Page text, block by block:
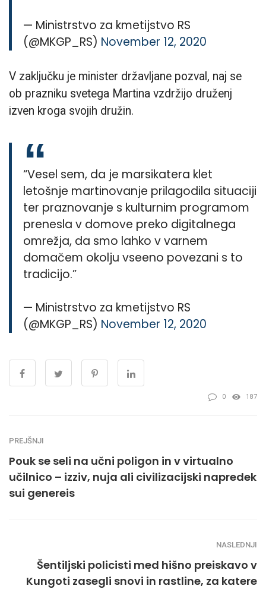
— Ministrstvo za kmetijstvo RS
(@MKGP_RS) November 12, 2020
V zaključku je minister državljane pozval, naj se
ob prazniku svetega Martina vzdržijo druženj
izven kroga svojih družin.
“Vesel sem, da je marsikatera klet
letošnje martinovanje prilagodila situaciji
ter praznovanje s kulturnim programom
prenesla v domove preko digitalnega
omrežja, da smo lahko v varnem
domačem okolju vseeno povezani s to
tradicijo.”
— Ministrstvo za kmetijstvo RS
(@MKGP_RS) November 12, 2020
0 187
PREJŠNJI
Pouk se seli na učni poligon in v virtualno
učilnico – izziv, nuja ali civilizacijski napredek
sui genereis
NASLEDNJI
Šentiljski policisti med hišno preiskavo v
Kungoti zasegli snovi in rastline, za katere